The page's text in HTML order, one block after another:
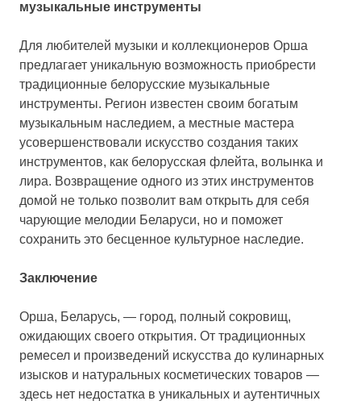
музыкальные инструменты
Для любителей музыки и коллекционеров Орша
предлагает уникальную возможность приобрести
традиционные белорусские музыкальные
инструменты. Регион известен своим богатым
музыкальным наследием, а местные мастера
усовершенствовали искусство создания таких
инструментов, как белорусская флейта, волынка и
лира. Возвращение одного из этих инструментов
домой не только позволит вам открыть для себя
чарующие мелодии Беларуси, но и поможет
сохранить это бесценное культурное наследие.
Заключение
Орша, Беларусь, — город, полный сокровищ,
ожидающих своего открытия. От традиционных
ремесел и произведений искусства до кулинарных
изысков и натуральных косметических товаров —
здесь нет недостатка в уникальных и аутентичных